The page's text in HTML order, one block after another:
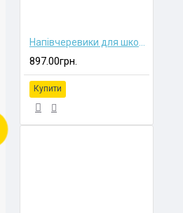
897.00грн.
Купити